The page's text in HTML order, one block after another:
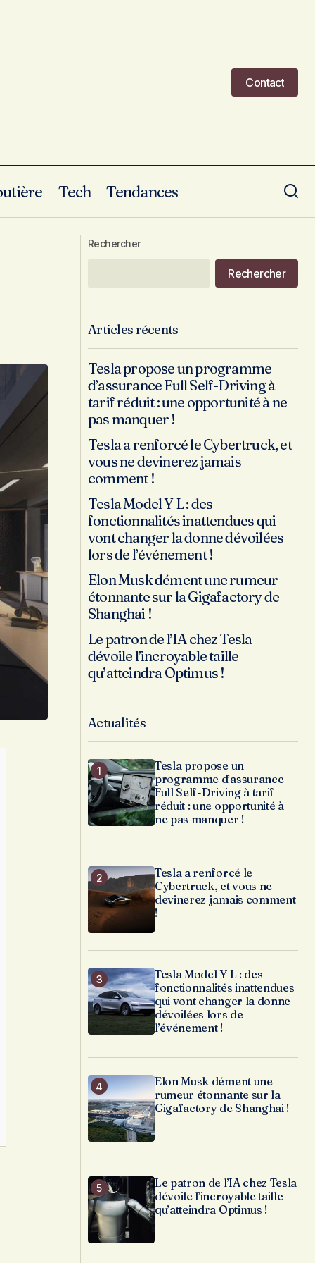
Contact
Tech Tendances
Interdiction pour les Automobilistes ?
Le Point Complet
Rechercher
Rechercher
Articles récents
Tesla propose un programme
d’assurance Full Self-Driving à
tarif réduit : une opportunité à ne
pas manquer !
Tesla a renforcé le Cybertruck, et
vous ne devinerez jamais
comment !
Tesla Model Y L : des
fonctionnalités inattendues qui
vont changer la donne dévoilées
lors de l’événement !
Elon Musk dément une rumeur
étonnante sur la Gigafactory de
Shanghai !
Le patron de l’IA chez Tesla
dévoile l’incroyable taille
qu’atteindra Optimus !
Actualités
Tesla propose un
programme d’assurance
Full Self-Driving à tarif
réduit : une opportunité à
ne pas manquer !
Tesla a renforcé le
Cybertruck, et vous ne
devinerez jamais comment
!
Tesla Model Y L : des
fonctionnalités inattendues
qui vont changer la donne
dévoilées lors de
l’événement !
Elon Musk dément une
rumeur étonnante sur la
Gigafactory de Shanghai !
Le patron de l’IA chez Tesla
dévoile l’incroyable taille
qu’atteindra Optimus !